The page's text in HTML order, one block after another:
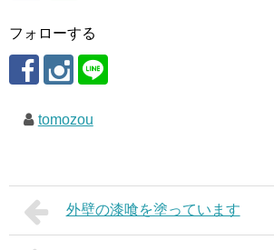
フォローする
tomozou
外壁の漆喰を塗っています